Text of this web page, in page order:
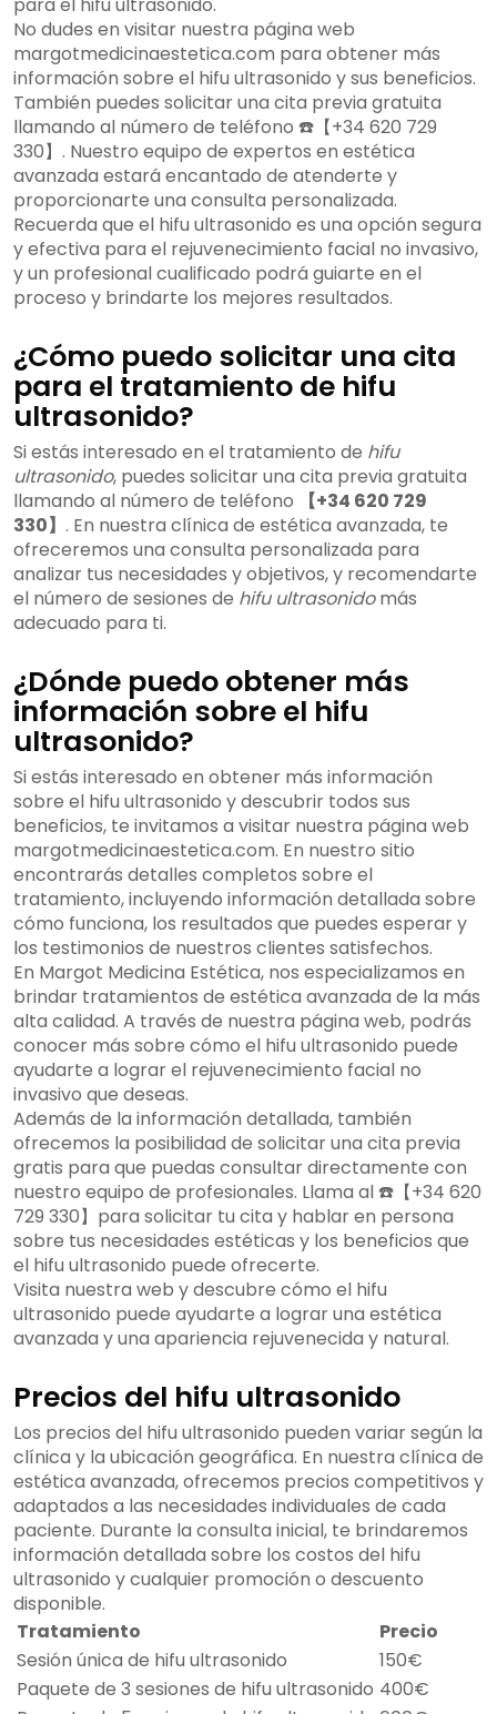
para el hifu ultrasonido.
No dudes en visitar nuestra página web
margotmedicinaestetica.com para obtener más
información sobre el hifu ultrasonido y sus beneficios.
También puedes solicitar una cita previa gratuita
llamando al número de teléfono ☎️【+34 620 729
330】. Nuestro equipo de expertos en estética
avanzada estará encantado de atenderte y
proporcionarte una consulta personalizada.
Recuerda que el hifu ultrasonido es una opción segura
y efectiva para el rejuvenecimiento facial no invasivo,
y un profesional cualificado podrá guiarte en el
proceso y brindarte los mejores resultados.
¿Cómo puedo solicitar una cita
para el tratamiento de hifu
ultrasonido?
Si estás interesado en el tratamiento de hifu
ultrasonido, puedes solicitar una cita previa gratuita
llamando al número de teléfono
【+34 620 729
330】 . En nuestra clínica de estética avanzada, te
ofreceremos una consulta personalizada para
analizar tus necesidades y objetivos, y recomendarte
el número de sesiones de hifu ultrasonidomás
adecuado para ti.
¿Dónde puedo obtener más
información sobre el hifu
ultrasonido?
Si estás interesado en obtener más información
sobre el hifu ultrasonido y descubrir todos sus
beneficios, te invitamos a visitar nuestra página web
margotmedicinaestetica.com. En nuestro sitio
encontrarás detalles completos sobre el
tratamiento, incluyendo información detallada sobre
cómo funciona, los resultados que puedes esperar y
los testimonios de nuestros clientes satisfechos.
En Margot Medicina Estética, nos especializamos en
brindar tratamientos de estética avanzada de la más
alta calidad. A través de nuestra página web, podrás
conocer más sobre cómo el hifu ultrasonido puede
ayudarte a lograr el rejuvenecimiento facial no
invasivo que deseas.
Además de la información detallada, también
ofrecemos la posibilidad de solicitar una cita previa
gratis para que puedas consultar directamente con
nuestro equipo de profesionales. Llama al ☎️【+34 620
729 330】para solicitar tu cita y hablar en persona
sobre tus necesidades estéticas y los beneficios que
el hifu ultrasonido puede ofrecerte.
Visita nuestra web y descubre cómo el hifu
ultrasonido puede ayudarte a lograr una estética
avanzada y una apariencia rejuvenecida y natural.
Precios del hifu ultrasonido
Los precios del hifu ultrasonido pueden variar según la
clínica y la ubicación geográfica. En nuestra clínica de
estética avanzada, ofrecemos precios competitivos y
adaptados a las necesidades individuales de cada
paciente. Durante la consulta inicial, te brindaremos
información detallada sobre los costos del hifu
ultrasonido y cualquier promoción o descuento
disponible.
Tratamiento
Precio
Sesión única de hifu ultrasonido
150€
Paquete de 3 sesiones de hifu ultrasonido 400€